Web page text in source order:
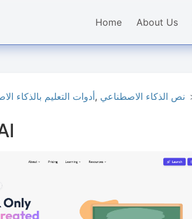
Home About Us
أدوات التعليم بالذكاء, نص الذكاء الاصطناعي